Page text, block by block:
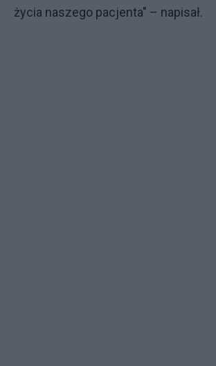
życia naszego pacjenta" – napisał.